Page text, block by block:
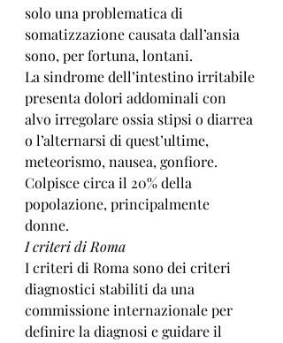
solo una problematica di
somatizzazione causata dall’ansia
sono, per fortuna, lontani.
La sindrome dell’intestino irritabile
presenta dolori addominali con
alvo irregolare ossia stipsi o diarrea
o l’alternarsi di quest’ultime,
meteorismo, nausea, gonfiore.
Colpisce circa il 20% della
popolazione, principalmente
donne.
I criteri di Roma
I criteri di Roma sono dei criteri
diagnostici stabiliti da una
commissione internazionale per
definire la diagnosi e guidare il